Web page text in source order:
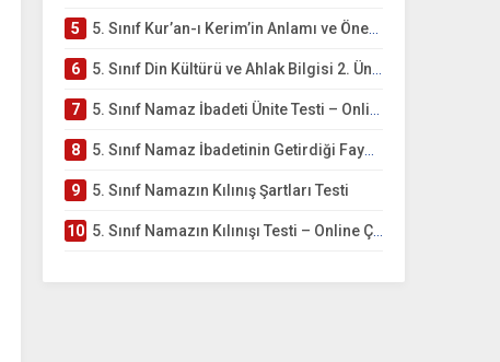
5 5. Sınıf Kur’an-ı Kerim’in Anlamı ve Önemi Testi – Online Çöz
6 5. Sınıf Din Kültürü ve Ahlak Bilgisi 2. Ünite: Namaz İbadeti Çalışmaları
7 5. Sınıf Namaz İbadeti Ünite Testi – Online Çöz
8 5. Sınıf Namaz İbadetinin Getirdiği Faydalar Testi
9 5. Sınıf Namazın Kılınış Şartları Testi
10 5. Sınıf Namazın Kılınışı Testi – Online Çöz